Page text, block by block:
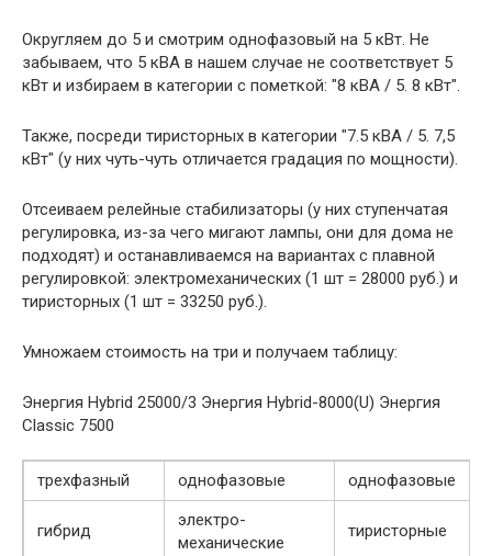
Округляем до 5 и смотрим однофазовый на 5 кВт. Не
забываем, что 5 кВА в нашем случае не соответствует 5
кВт и избираем в категории с пометкой: "8 кВА / 5. 8 кВт".
Также, посреди тиристорных в категории "7.5 кВА / 5. 7,5
кВт" (у них чуть-чуть отличается градация по мощности).
Отсеиваем релейные стабилизаторы (у них ступенчатая
регулировка, из-за чего мигают лампы, они для дома не
подходят) и останавливаемся на вариантах с плавной
регулировкой: электромеханических (1 шт = 28000 руб.) и
тиристорных (1 шт = 33250 руб.).
Умножаем стоимость на три и получаем таблицу:
Энергия Hybrid 25000/3 Энергия Hybrid-8000(U) Энергия
Classic 7500
трехфазный однофазовые однофазовые
гибрид
электро-
механические
тиристорные